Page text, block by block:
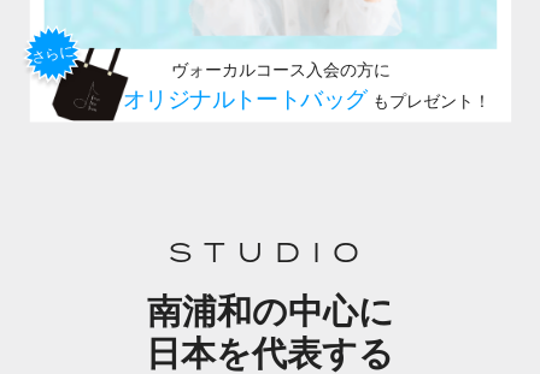
STUDIO
南浦和の中心に
日本を代表する